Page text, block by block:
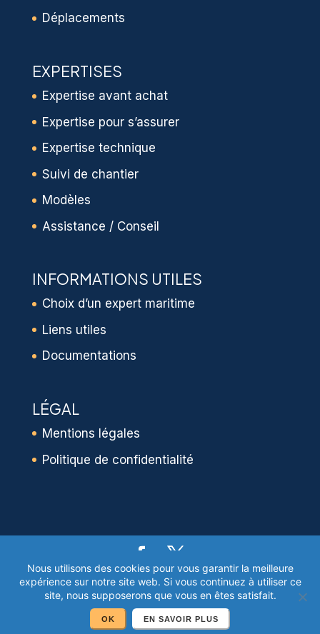
Déplacements
EXPERTISES
Expertise avant achat
Expertise pour s’assurer
Expertise technique
Suivi de chantier
Modèles
Assistance / Conseil
INFORMATIONS UTILES
Choix d’un expert maritime
Liens utiles
Documentations
LÉGAL
Mentions légales
Politique de confidentialité
© 2009-2026 Cabinet JABET - Expert Maritime - 14 Bd
de l'Ile Vertime D28 85100 Les Sables d'Olonne /
Annexes : La Rochelle, Lorient et Saint Malo
Nous utilisons des cookies pour vous garantir la meilleure
expérience sur notre site web. Si vous continuez à utiliser ce
site, nous supposerons que vous en êtes satisfait.
OK EN SAVOIR PLUS